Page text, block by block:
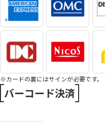
※カードの裏にはサインが必要です。
バーコード決済